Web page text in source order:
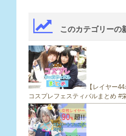
このカテゴリーの
【レイヤー
コスプレフェスティバルまとめ #